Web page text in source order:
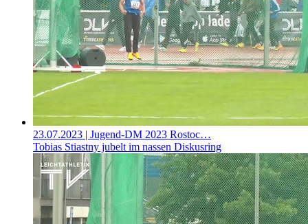
23.07.2023 | Jugend-DM 2023 Rostoc…
Tobias Stiastny jubelt im nassen Diskusring